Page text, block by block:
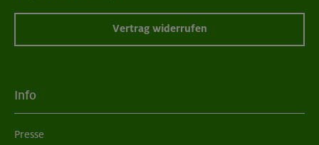
Vertrag widerrufen
Info
Presse